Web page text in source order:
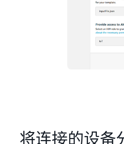
将连接的设备